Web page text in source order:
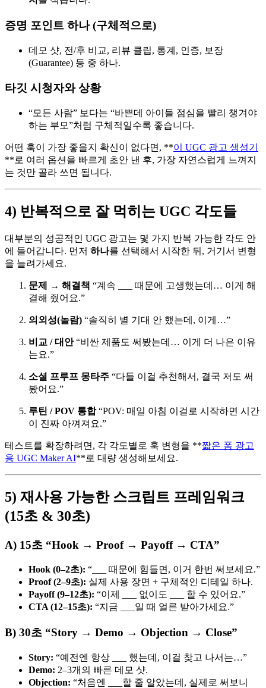
증명 포인트 하나 (구체적으로)
데모 샷, 전/후 비교, 리뷰 클립, 통계, 인증, 보장
(Guarantee) 등 중 하나.
타깃 시청자와 상황
“모든 사람” 보다는 “바쁜데 아이들 점심을 빨리 챙겨야
하는 부모”처럼 구체적일수록 좋습니다.
어떤 훅이 가장 좋을지 확신이 없다면, **이 UGC 광고 생성기
**로 여러 옵션을 빠르게 초안 낸 후, 가장 자연스럽게 느껴지
는 것만 골라 쓰면 됩니다.
4) 반복적으로 잘 먹히는 UGC 각도들
대부분의 성공적인 UGC 광고는 몇 가지 반복 가능한 각도 안
에 들어갑니다. 먼저 하나를 선택해서 시작한 뒤, 거기서 변형
을 늘려가세요.
문제 → 해결책 “계속 ___ 때문에 고생했는데… 이게 해
결해 줬어요.”
의외성(놀람) “솔직히 별 기대 안 했는데, 이게…”
비교 / 대안“비싼 제품도 써봤는데… 이게 더 나은 이유
는요.”
소셜 프루프 몽타주 “다들 이걸 추천해서, 결국 저도 써
봤어요.”
루틴 / POV 통합“POV: 매일 아침 이걸로 시작하면 시간
이 진짜 아껴져요.”
테스트를 확장하려면, 각 각도별로 훅 변형을 **짧은 폼 광고
용 UGC Maker AI**로 대량 생성해보세요.
5) 재사용 가능한 스크립트 프레임워크
(15초 & 30초)
A) 15초 “Hook → Proof → Payoff → CTA”
Hook (0–2초): “___ 때문에 힘들면, 이거 한번 써보세요.”
Proof (2–9초): 실제 사용 장면 + 구체적인 디테일 하나.
Payoff (9–12초): “이제 ___ 없이도 ___ 할 수 있어요.”
CTA (12–15초): “지금 ___일 때 얼른 받아가세요.”
B) 30초 “Story → Demo → Objection → Close”
Story: “예전엔 항상 ___ 했는데, 이걸 찾고 나서는…”
Demo: 2–3개의 빠른 데모 샷.
Objection: “처음엔 ___할 줄 알았는데, 실제로 써보니